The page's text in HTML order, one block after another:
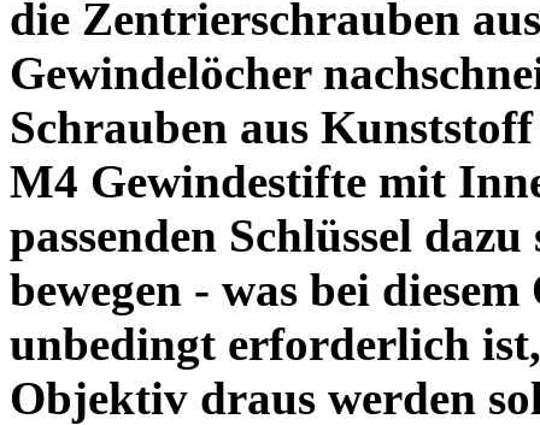
die Zentrierschrauben
Gewindelöcher
Schrauben aus
M4 Gewindestifte mit
passenden Schlüssel
bewegen - was bei
unbedingt erforderlich
Objektiv draus